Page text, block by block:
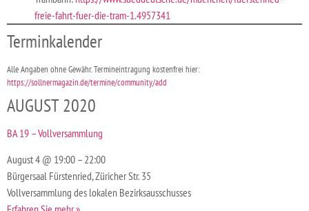
freie-fahrt-fuer-die-tram-1.4957341
Terminkalender
Alle Angaben ohne Gewähr. Termineintragung kostenfrei hier:
https://sollnermagazin.de/termine/community/add
AUGUST 2020
BA 19 – Vollversammlung
August 4 @ 19:00 – 22:00
Bürgersaal Fürstenried, Züricher Str. 35
Vollversammlung des lokalen Bezirksausschusses